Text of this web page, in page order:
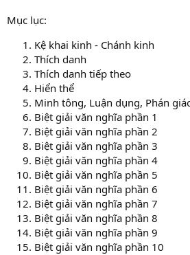
Mục lục:
Kệ khai kinh - Chánh kinh
Thích danh
Thích danh tiếp theo
Hiển thể
Minh tông, Luận dụng, Phán
Biệt giải văn nghĩa phần 1
Biệt giải văn nghĩa phần 2
Biệt giải văn nghĩa phần 3
Biệt giải văn nghĩa phần 4
Biệt giải văn nghĩa phần 5
Biệt giải văn nghĩa phần 6
Biệt giải văn nghĩa phần 7
Biệt giải văn nghĩa phần 8
Biệt giải văn nghĩa phần 9
Biệt giải văn nghĩa phần 10